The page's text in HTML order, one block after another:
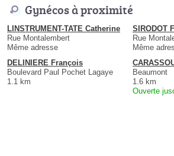
Gynécos à proximité
LINSTRUMENT-TATE Catherine
Rue Montalembert
Même adresse
SIRODOT
Rue
Même
DELINIERE François
Boulevard Paul Pochet Lagaye
1.1 km
Beaumont
1.6 km
Ouverte